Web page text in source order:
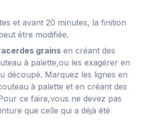
et avant 20 minutes, la finition
être modifiée.
grains en créant des
à palette,ou les exagérer en
découpé. Marquez les lignes en
à palette et en créant des
ce faire,vous ne devez pas
que celle qui a déjà été